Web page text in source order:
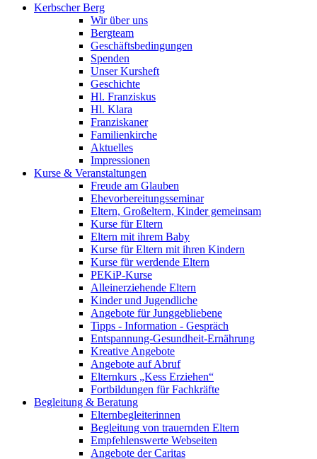
Kerbscher Berg
Wir über uns
Bergteam
Geschäftsbedingungen
Spenden
Unser Kursheft
Geschichte
Hl. Franziskus
Hl. Klara
Franziskaner
Familienkirche
Aktuelles
Impressionen
Kurse & Veranstaltungen
Freude am Glauben
Ehevorbereitungsseminar
Eltern, Großeltern, Kinder gemeinsam
Kurse für Eltern
Eltern mit ihrem Baby
Kurse für Eltern mit ihren Kindern
Kurse für werdende Eltern
PEKiP-Kurse
Alleinerziehende Eltern
Kinder und Jugendliche
Angebote für Junggebliebene
Tipps - Information - Gespräch
Entspannung-Gesundheit-Ernährung
Kreative Angebote
Angebote auf Abruf
Elternkurs „Kess Erziehen“
Fortbildungen für Fachkräfte
Begleitung & Beratung
Elternbegleiterinnen
Begleitung von trauernden Eltern
Empfehlenswerte Webseiten
Angebote der Caritas